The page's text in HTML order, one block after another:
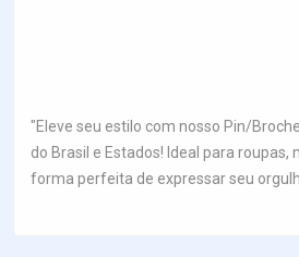
"Eleve seu estilo com nosso Pin/
do Brasil e Estados! Ideal para roupas,
forma perfeita de expressar seu